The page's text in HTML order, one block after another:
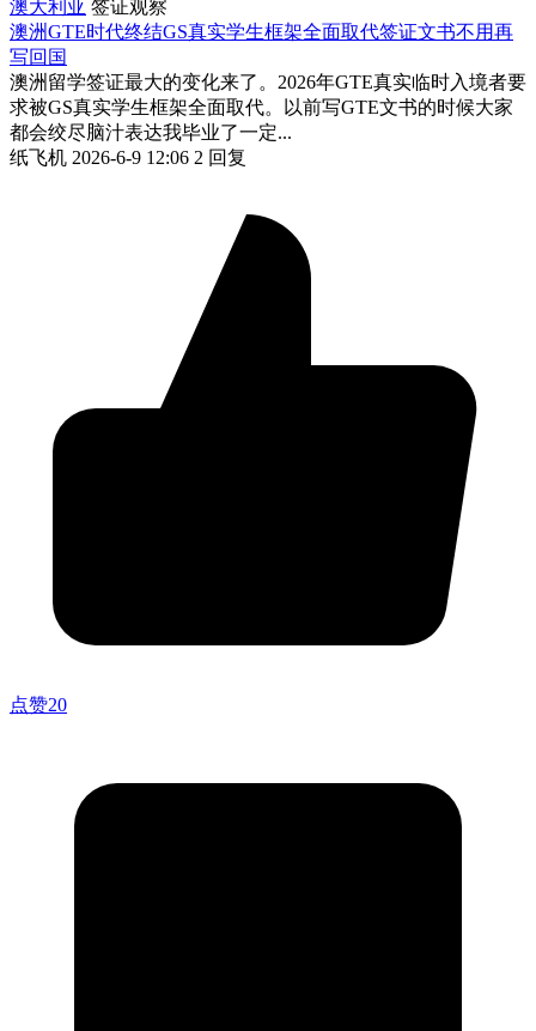
澳大利亚 签证观察
澳洲GTE时代终结GS真实学生框架全面取代签证文书不用再
写回国
澳洲留学签证最大的变化来了。2026年GTE真实临时入境者要
求被GS真实学生框架全面取代。以前写GTE文书的时候大家
都会绞尽脑汁表达我毕业了一定...
纸飞机 2026-6-9 12:06 2 回复
点赞20